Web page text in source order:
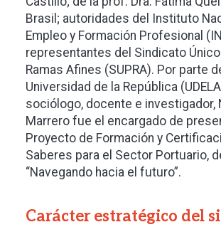
Brasil; autoridades del Instituto
Empleo y Formación Profesional
representantes del Sindicato
Ramas Afines (SUPRA). Por parte
Universidad de la República
sociólogo, docente e investigador,
Marrero fue el encargado de
Proyecto de Formación y
Saberes para el Sector Portuario,
“Navegando hacia el futuro”.
Carácter estratégico del